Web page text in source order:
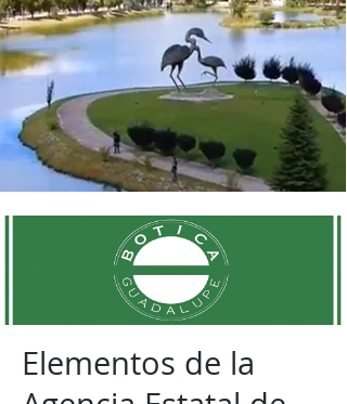
Elementos de la